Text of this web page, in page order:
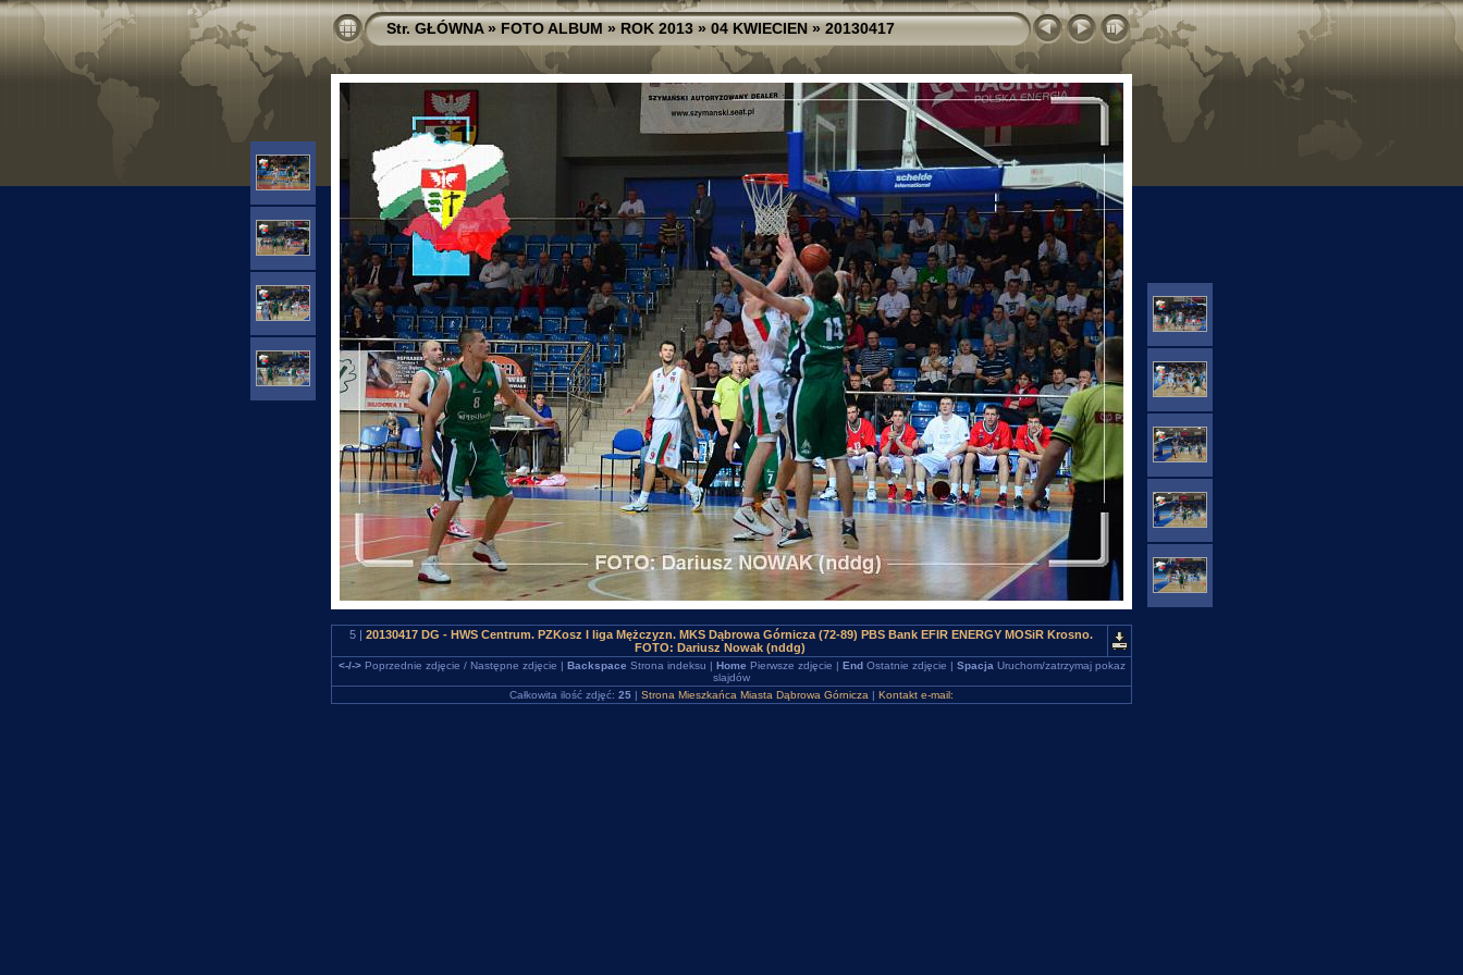
Str. GŁÓWNA»FOTO ALBUM»ROK 2013»04 KWIECIEN»20130417
5 | 20130417 DG - HWS Centrum. PZKosz I liga Mężczyzn. MKS Dąbrowa Górnicza (72-89) PBS Bank EFIR ENERGY MOSiR Krosno.
FOTO: Dariusz Nowak (nddg)
<-/->Poprzednie zdjęcie / Następne zdjęcie | Backspace Strona indeksu | Home Pierwsze zdjęcie | EndOstatnie zdjęcie | Spacja Uruchom/zatrzymaj pokaz
slajdów
Całkowita ilość zdjęć: 25 | Strona Mieszkańca Miasta Dąbrowa Górnicza | Kontakt e-mail: